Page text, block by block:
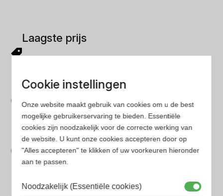
Laagste prijs
Gegarandeerd de laagste prijs. Wij vergelijken prijzen
Gemakkelijk zoeken
Op onze website vind je eenvoudig je favoriete
parfum met onze geavanceerde zoekfilters
Bespaar tijd en geld
Wij hebben alle prijzen voor je verzameld zodat jij
minder tijd en geld kwijt bent
Cookie instellingen
Onze website maakt gebruik van cookies om u de best
mogelijke gebruikerservaring te bieden. Essentiële
cookies zijn noodzakelijk voor de correcte werking van
de website. U kunt onze cookies accepteren door op
"Alles accepteren" te klikken of uw voorkeuren hieronder
aan te passen.
Noodzakelijk (Essentiële cookies)